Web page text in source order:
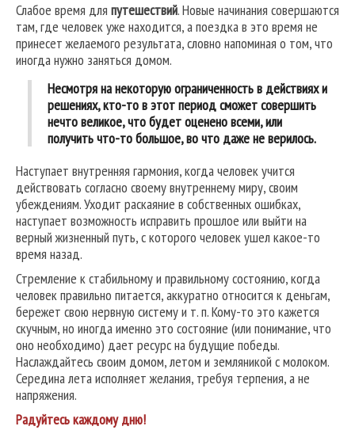
Слабое время для путешествий. Новые начинания совершаются
там, где человек уже находится, а поездка в это время не
принесет желаемого результата, словно напоминая о том, что
иногда нужно заняться домом.
Несмотря на некоторую ограниченность в действиях и
решениях, кто-то в этот период сможет совершить
нечто великое, что будет оценено всеми, или
получить что-то большое, во что даже не верилось.
Наступает внутренняя гармония, когда человек учится
действовать согласно своему внутреннему миру, своим
убеждениям. Уходит раскаяние в собственных ошибках,
наступает возможность исправить прошлое или выйти на
верный жизненный путь, с которого человек ушел какое-то
время назад.
Стремление к стабильному и правильному состоянию, когда
человек правильно питается, аккуратно относится к деньгам,
бережет свою нервную систему и т. п. Кому-то это кажется
скучным, но иногда именно это состояние (или понимание, что
оно необходимо) дает ресурс на будущие победы.
Наслаждайтесь своим домом, летом и земляникой с молоком.
Середина лета исполняет желания, требуя терпения, а не
напряжения.
Радуйтесь каждому дню!